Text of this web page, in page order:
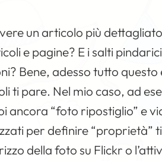
un articolo più
e pagine? E i salti
Bene, adesso tutto
ti pare. Nel mio caso, ad
ancora “foto ripostiglio” e
per definire “proprietà”
della foto su Flickr o